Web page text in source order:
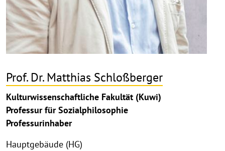
Prof. Dr. Matthias Schloßberger
Kulturwissenschaftliche Fakultät (Kuwi)
Professur für Sozialphilosophie
Professurinhaber
Hauptgebäude (HG)